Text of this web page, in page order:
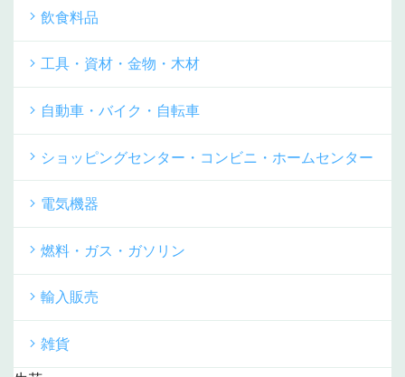
飲食料品
工具・資材・金物・木材
自動車・バイク・自転車
ショッピングセンター・コンビニ・ホームセンター
電気機器
燃料・ガス・ガソリン
輸入販売
雑貨